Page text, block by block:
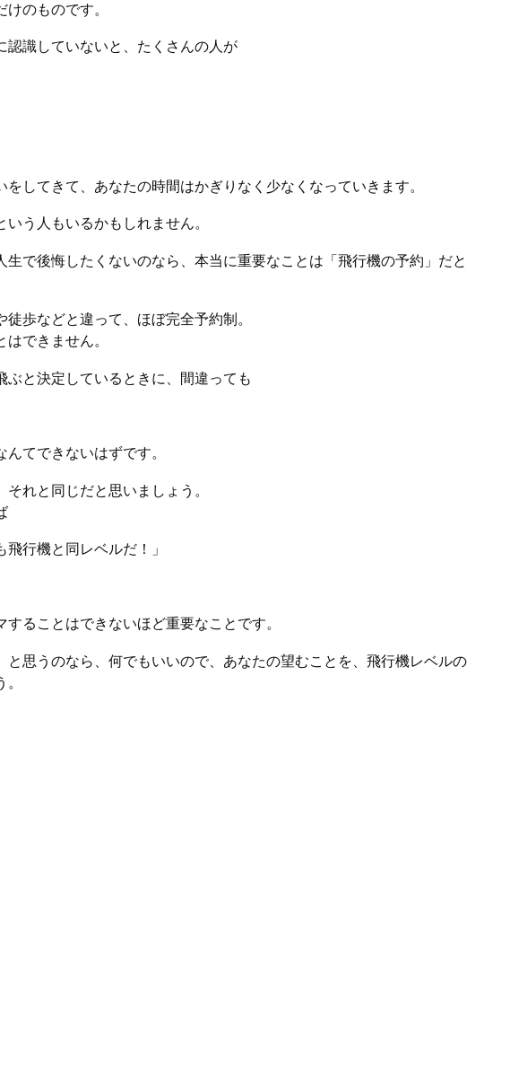
のものです。
認識していないと、たくさんの人が
してきて、あなたの時間はかぎりなく少なくなっていきます。
う人もいるかもしれません。
生で後悔したくないのなら、本当に重要なことは「飛行機の予約」だと
歩などと違って、ほぼ完全予約制。
できません。
ぶと決定しているときに、間違っても
てできないはずです。
れと同じだと思いましょう。
飛行機と同レベルだ！」
ることはできないほど重要なことです。
と思うのなら、何でもいいので、あなたの望むことを、飛行機レベルの